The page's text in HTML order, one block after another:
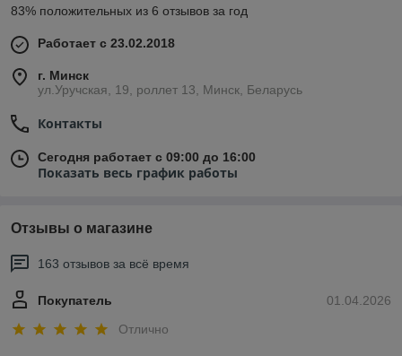
83% положительных из 6 отзывов за год
Работает с 23.02.2018
г. Минск
ул.Уручская, 19, роллет 13, Минск, Беларусь
Контакты
Сегодня работает с 09:00 до 16:00
Показать весь график работы
Отзывы о магазине
163 отзывов за всё время
01.04.2026
Покупатель
Отлично